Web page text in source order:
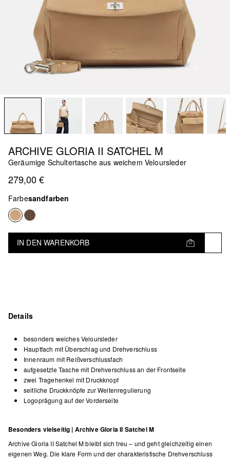
ARCHIVE GLORIA II SATCHEL M
Geräumige Schultertasche aus weichem Veloursleder
279,00 €
Farbesandfarben
IN DEN WARENKORB
Details
besonders weiches Veloursleder
Hauptfach mit Überschlag und Drehverschluss
Innenraum mit Reißverschlussfach
aufgesetzte Tasche mit Drehverschluss an der Frontseite
zwei Tragehenkel mit Druckknopf
seitliche Druckknöpfe zur Weitenregulierung
Logoprägung auf der Vorderseite
Besonders vielseitig | Archive Gloria II Satchel M
Archive Gloria II Satchel M bleibt sich treu – und geht gleichzeitig einen
eigenen Weg. Die klare Form und der charakteristische Drehverschluss